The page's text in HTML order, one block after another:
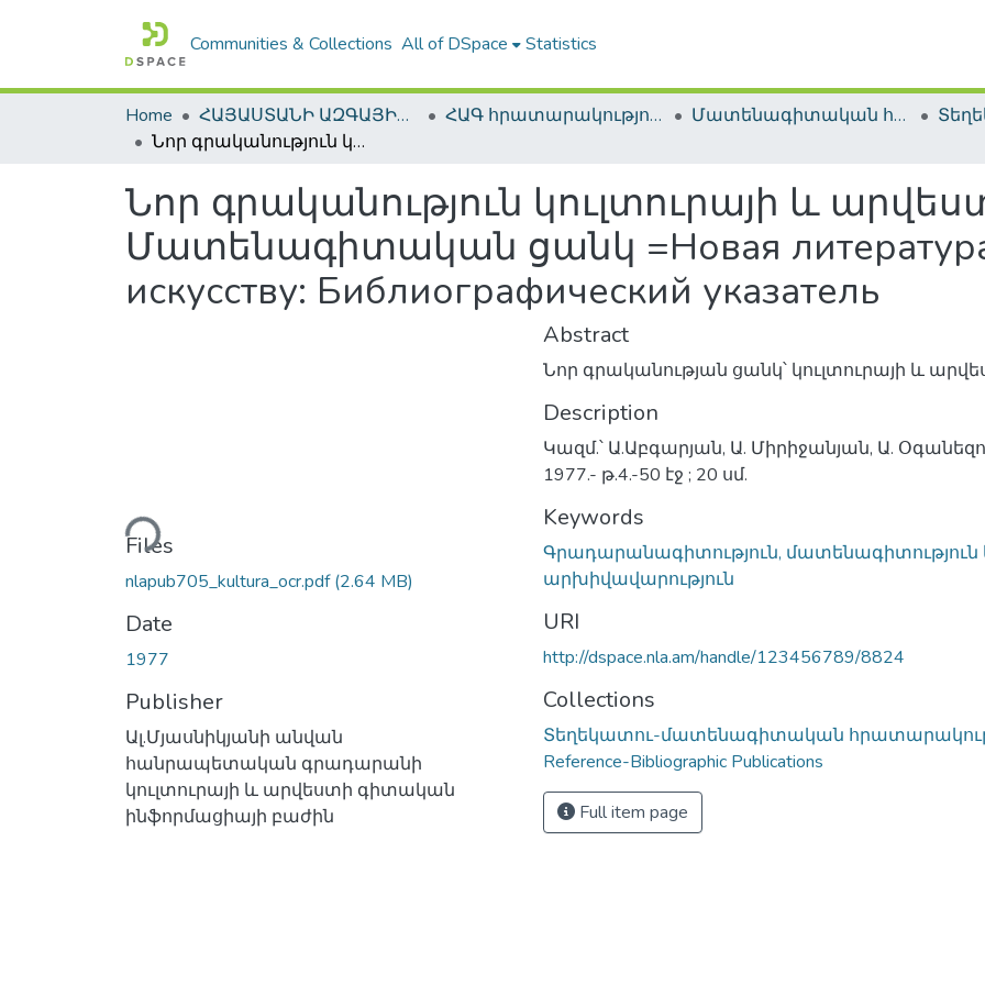
Communities & Collections All of DSpace Statistics
Home ՀԱՅԱՍՏԱՆԻ ԱԶԳԱՅԻՆ ԳՐԱԴԱՐԱՆԻ ԹՎԱՅԻՆ ՊԱՀՈՑ / DIGITAL REPOSITORY OF NLA ՀԱԳ հրատարակություններ / NLA Publications Մատենագիտական հրատարակություններ / Bibliographic publications
Նոր գրականություն կուլտուրայի և արվեստի վերաբերյալ: Մատենագիտական ցանկ =Новая литература по культуре и искусству: Библиографический указатель
Նոր գրականություն կուլտուրայի և
Մատենագիտական ցանկ =Новая литература
искусству: Библиографический указатель
Loading...
Files
nlapub705_kultura_ocr.pdf(2.64 MB)
Date
1977
Publisher
Ալ.Մյասնիկյանի անվան
հանրապետական գրադարանի
կուլտուրայի և արվեստի գիտական
ինֆորմացիայի բաժին
Abstract
Նոր գրականության ցանկ՝ կուլտուրայի և
Description
Կազմ.՝ Ա.Աբգարյան, Ա. Միրիջանյան, Ա.
1977.- թ.4.-50 էջ ; 20 սմ.
Keywords
Գրադարանագիտություն, մատենագիտություն
արխիվավարություն
URI
http://dspace.nla.am/handle/123456789/8824
Collections
Տեղեկատու-մատենագիտական
Reference-Bibliographic Publications
Full item page